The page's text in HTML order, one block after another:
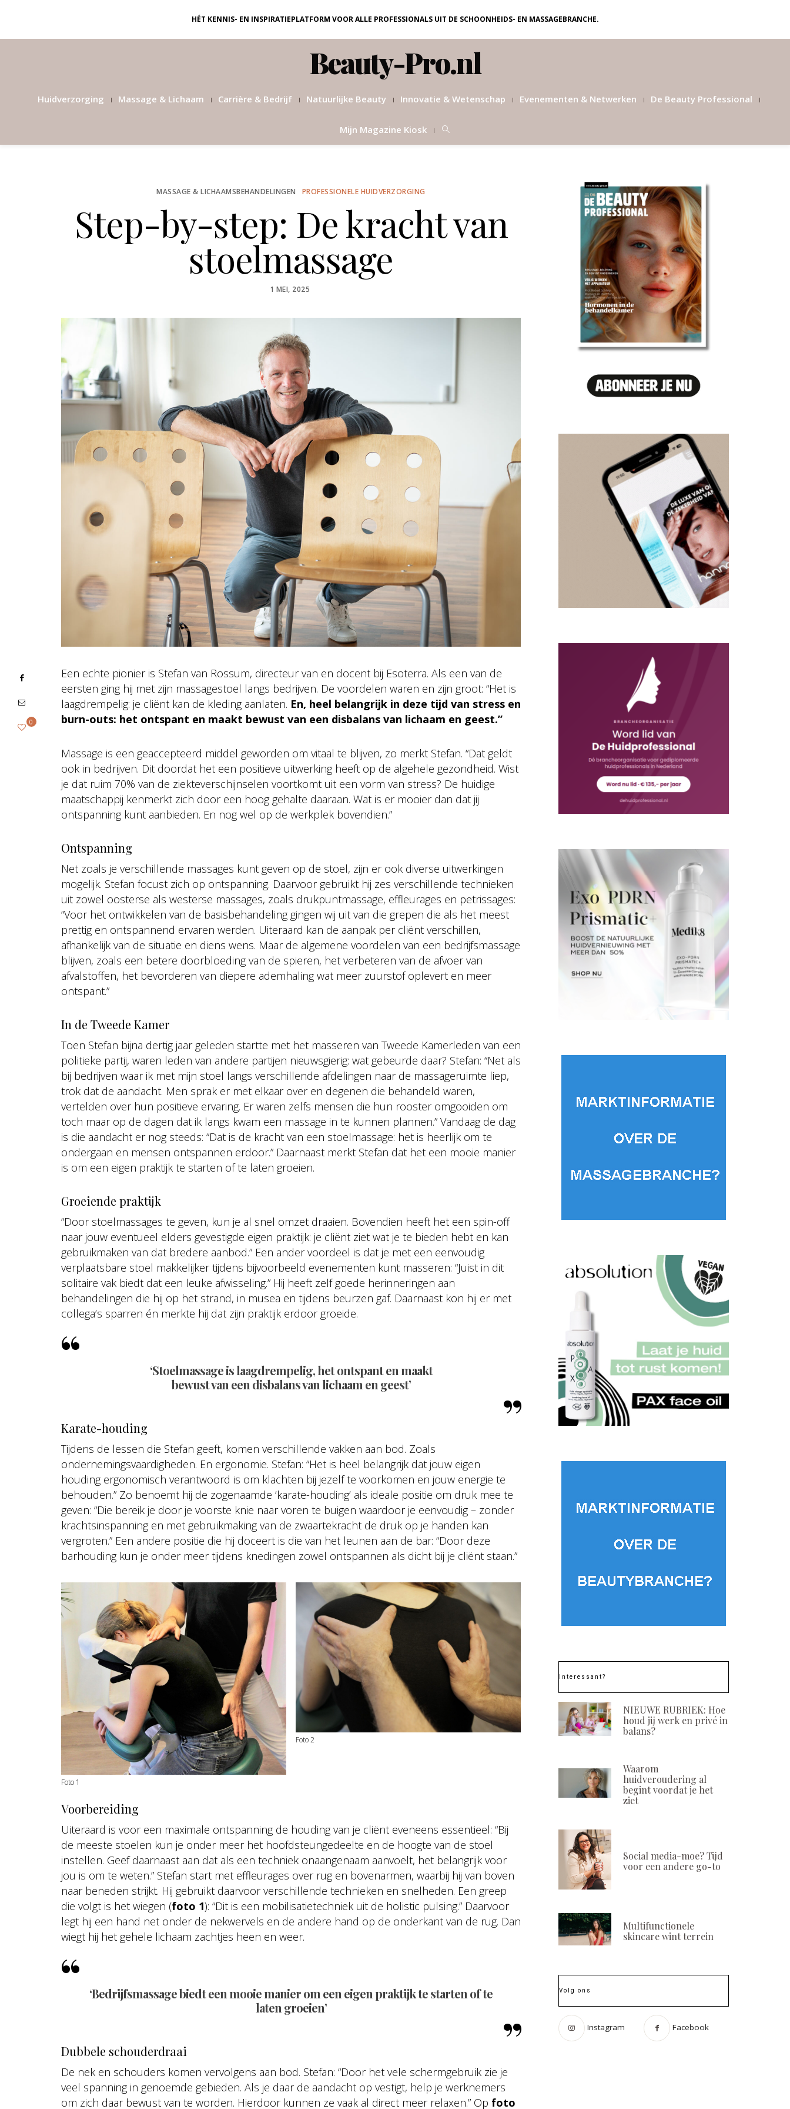
HÉT KENNIS- EN INSPIRATIEPLATFORM VOOR ALLE PROFESSIONALS UIT DE SCHOONHEIDS- EN MASSAGEBRANCHE.
Beauty-Pro.nl
Huidverzorging Massage & Lichaam Carrière & Bedrijf Natuurlijke Beauty Innovatie & Wetenschap Evenementen & Netwerken De Beauty Professional
Mijn Magazine Kiosk
MASSAGE & LICHAAMSBEHANDELINGEN PROFESSIONELE HUIDVERZORGING
Step-by-step: De kracht van
stoelmassage
POSTED
1 MEI, 2025
Een echte pionier is Stefan van Rossum, directeur van en docent bij Esoterra. Als een van de
eersten ging hij met zijn massagestoel langs bedrijven. De voordelen waren en zijn groot: “Het is
laagdrempelig: je cliënt kan de kleding aanlaten. En, heel belangrijk in deze tijd van stress en
burn-outs: het ontspant en maakt bewust van een disbalans van lichaam en geest.”
Massage is een geaccepteerd middel geworden om vitaal te blijven, zo merkt Stefan. “Dat geldt
ook in bedrijven. Dit doordat het een positieve uitwerking heeft op de algehele gezondheid. Wist
je dat ruim 70% van de ziekteverschijnselen voortkomt uit een vorm van stress? De huidige
maatschappij kenmerkt zich door een hoog gehalte daaraan. Wat is er mooier dan dat jij
ontspanning kunt aanbieden. En nog wel op de werkplek bovendien.”
Ontspanning
Net zoals je verschillende massages kunt geven op de stoel, zijn er ook diverse uitwerkingen
mogelijk. Stefan focust zich op ontspanning. Daarvoor gebruikt hij zes verschillende technieken
uit zowel oosterse als westerse massages, zoals drukpuntmassage, effleurages en petrissages:
“Voor het ontwikkelen van de basisbehandeling gingen wij uit van die grepen die als het meest
prettig en ontspannend ervaren werden. Uiteraard kan de aanpak per cliënt verschillen,
afhankelijk van de situatie en diens wens. Maar de algemene voordelen van een bedrijfsmassage
blijven, zoals een betere doorbloeding van de spieren, het verbeteren van de afvoer van
afvalstoffen, het bevorderen van diepere ademhaling wat meer zuurstof oplevert en meer
ontspant.”
In de Tweede Kamer
Toen Stefan bijna dertig jaar geleden startte met het masseren van Tweede Kamerleden van een
politieke partij, waren leden van andere partijen nieuwsgierig: wat gebeurde daar? Stefan: “Net als
bij bedrijven waar ik met mijn stoel langs verschillende afdelingen naar de massageruimte liep,
trok dat de aandacht. Men sprak er met elkaar over en degenen die behandeld waren,
vertelden over hun positieve ervaring. Er waren zelfs mensen die hun rooster omgooiden om
toch maar op de dagen dat ik langs kwam een massage in te kunnen plannen.” Vandaag de dag
is die aandacht er nog steeds: “Dat is de kracht van een stoelmassage: het is heerlijk om te
ondergaan en mensen ontspannen erdoor.” Daarnaast merkt Stefan dat het een mooie manier
is om een eigen praktijk te starten of te laten groeien.
Groeiende praktijk
“Door stoelmassages te geven, kun je al snel omzet draaien. Bovendien heeft het een spin-off
naar jouw eventueel elders gevestigde eigen praktijk: je cliënt ziet wat je te bieden hebt en kan
gebruikmaken van dat bredere aanbod.” Een ander voordeel is dat je met een eenvoudig
verplaatsbare stoel makkelijker tijdens bijvoorbeeld evenementen kunt masseren: “Juist in dit
solitaire vak biedt dat een leuke afwisseling.” Hij heeft zelf goede herinneringen aan
behandelingen die hij op het strand, in musea en tijdens beurzen gaf. Daarnaast kon hij er met
collega’s sparren én merkte hij dat zijn praktijk erdoor groeide.
‘Stoelmassage is laagdrempelig, het ontspant en maakt
bewust van een disbalans van lichaam en geest’
Karate-houding
Tijdens de lessen die Stefan geeft, komen verschillende vakken aan bod. Zoals
ondernemingsvaardigheden. En ergonomie. Stefan: “Het is heel belangrijk dat jouw eigen
houding ergonomisch verantwoord is om klachten bij jezelf te voorkomen en jouw energie te
behouden.” Zo benoemt hij de zogenaamde ‘karate-houding’ als ideale positie om druk mee te
geven: “Die bereik je door je voorste knie naar voren te buigen waardoor je eenvoudig – zonder
krachtsinspanning en met gebruikmaking van de zwaartekracht de druk op je handen kan
vergroten.” Een andere positie die hij doceert is die van het leunen aan de bar: “Door deze
barhouding kun je onder meer tijdens knedingen zowel ontspannen als dicht bij je cliënt staan.”
Foto 1
Foto 2
Voorbereiding
Uiteraard is voor een maximale ontspanning de houding van je cliënt eveneens essentieel: “Bij
de meeste stoelen kun je onder meer het hoofdsteungedeelte en de hoogte van de stoel
instellen. Geef daarnaast aan dat als een techniek onaangenaam aanvoelt, het belangrijk voor
jou is om te weten.” Stefan start met effleurages over rug en bovenarmen, waarbij hij van boven
naar beneden strijkt. Hij gebruikt daarvoor verschillende technieken en snelheden. Een greep
die volgt is het wiegen (foto 1): “Dit is een mobilisatietechniek uit de holistic pulsing.” Daarvoor
legt hij een hand net onder de nekwervels en de andere hand op de onderkant van de rug. Dan
wiegt hij het gehele lichaam zachtjes heen en weer.
‘Bedrijfsmassage biedteen mooie manierom een eigen praktijk te starten of te
laten groeien’
Dubbele schouderdraai
De nek en schouders komen vervolgens aan bod. Stefan: “Door het vele schermgebruik zie je
veel spanning in genoemde gebieden. Als je daar de aandacht op vestigt, help je werknemers
om zich daar bewust van te worden. Hierdoor kunnen ze vaak al direct meer relaxen.” Op foto
0
Interessant?
NIEUWE RUBRIEK: Hoe
houd jij werk en privé in
balans?
Waarom
huidveroudering al
begint voordat je het
ziet
Social media-moe? Tijd
voor een andere go-to
Multifunctionele
skincare wint terrein
Volg ons
Instagram Facebook